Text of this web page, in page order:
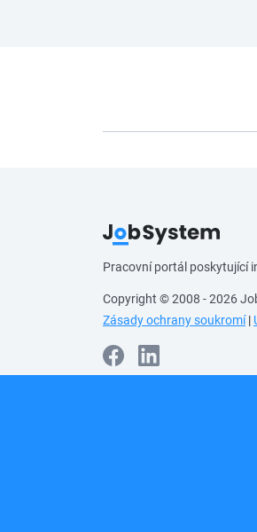
Pracovní portál poskytující
Copyright © 2008 - 2026
Zásady ochrany soukromí|